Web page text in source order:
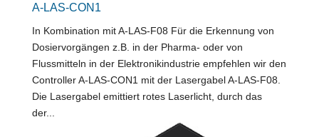
A-LAS-CON1
In Kombination mit A-LAS-F08 Für die Erkennung von
Dosiervorgängen z.B. in der Pharma- oder von
Flussmitteln in der Elektronikindustrie empfehlen wir den
Controller A-LAS-CON1 mit der Lasergabel A-LAS-F08.
Die Lasergabel emittiert rotes Laserlicht, durch das
der...